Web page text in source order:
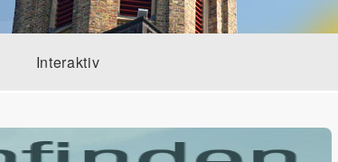
Interaktiv